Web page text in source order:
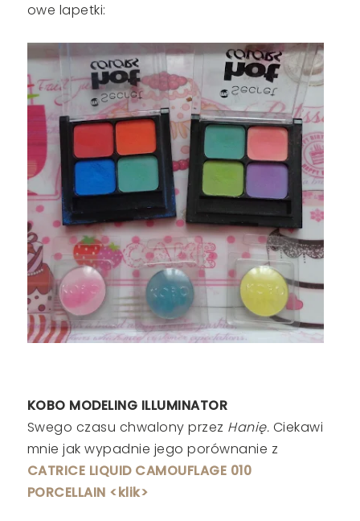
owe lapetki:
KOBO MODELING ILLUMINATOR
Swego czasu chwalony przez Hanię. Ciekawi
mnie jak wypadnie jego porównanie z
CATRICE LIQUID CAMOUFLAGE 010
PORCELLAIN <klik>